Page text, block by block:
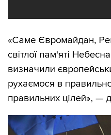
«Саме Євромайдан,
світлої пам'яті
визначили
рухаємося в
правильних цілей», —